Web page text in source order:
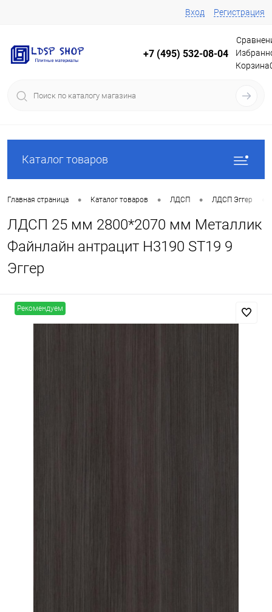
Вход Регистрация
+7 (495) 532-08-04
Корзина
Каталог товаров
Главная страница • Каталог товаров • ЛДСП • ЛДСП Эггер
ЛДСП 25 мм 2800*2070 мм Металлик
Файнлайн антрацит H3190 ST19 9
Эггер
Рекомендуем